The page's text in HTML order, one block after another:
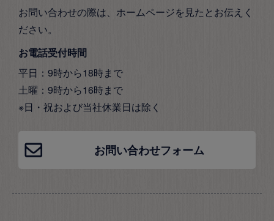
お問い合わせの際は、ホームページを見たとお伝えく
ださい。
お電話受付時間
平日：9時から18時まで
土曜：9時から16時まで
※日・祝および当社休業日は除く
お問い合わせフォーム